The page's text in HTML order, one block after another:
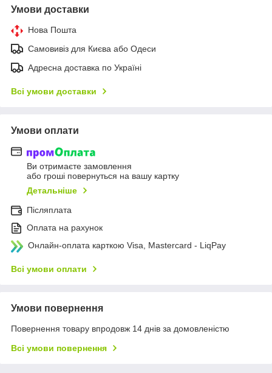
Умови доставки
Нова Пошта
Самовивіз для Києва або Одеси
Адресна доставка по Україні
Всі умови доставки
Умови оплати
Ви отримаєте замовлення
або гроші повернуться на вашу картку
Детальніше
Післяплата
Оплата на рахунок
Онлайн-оплата карткою Visa, Mastercard - LiqPay
Всі умови оплати
Умови повернення
Повернення товару впродовж 14 днів за домовленістю
Всі умови повернення